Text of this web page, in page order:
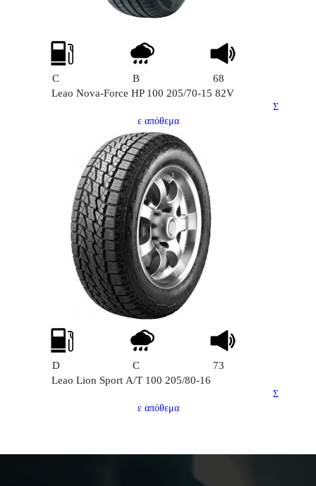
C B
68
Leao Nova-Force HP 100 205/70-15 82V
Σ
ε απόθεμα
D C
73
Leao Lion Sport Α/Τ 100 205/80-16
Σ
ε απόθεμα